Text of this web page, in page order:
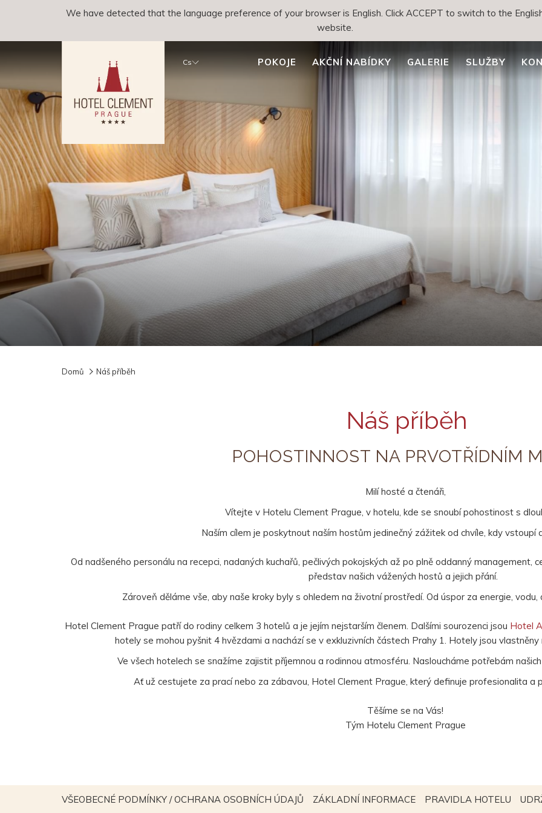
We have detected that the language preference of your browser is English. Click ACCEPT to switch to the
website.
Cs POKOJE AKČNÍ NABÍDKY GALERIE SLUŽBY
Domů Náš příběh
Náš příběh
POHOSTINNOST NA PRVOTŘÍDNÍM
Milí hosté a čtenáři,
Vítejte v Hotelu Clement Prague, v hotelu, kde se snoubí pohostinost s
Naším cílem je poskytnout naším hostům jedinečný zážitek od chvíle, kdy vstoupí
Od nadšeného personálu na recepci, nadaných kuchařů, pečlivých pokojských až po plně oddanný
představ našich vážených hostů a jejich přání.
Zároveň děláme vše, aby naše kroky byly s ohledem na životní prostředí. Od úspor za energie, vodu,
Hotel Clement Prague patří do rodiny celkem 3 hotelů a je jejím nejstarším členem. Dalšími sourozenci jsou Hotel
hotely se mohou pyšnit 4 hvězdami a nachází se v exkluzivních částech Prahy 1. Hotely jsou
Ve všech hotelech se snažíme zajistit příjemnou a rodinnou atmosféru. Nasloucháme potřebám
Ať už cestujete za prací nebo za zábavou, Hotel Clement Prague, který definuje profesionalita a
Těšíme se na Vás!
Tým Hotelu Clement Prague
VŠEOBECNÉ PODMÍNKY / OCHRANA OSOBNÍCH ÚDAJŮ OTEVŘE
ZÁKLADNÍ INFORMACEOTEVŘE
PRAVIDLA HOTELU